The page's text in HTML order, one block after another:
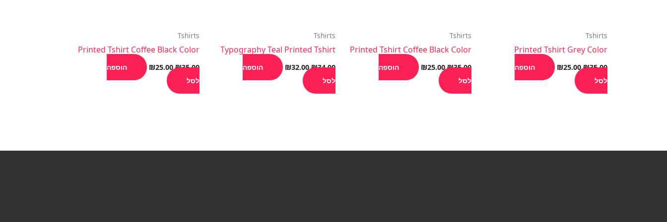
Tshirts
Printed Tshirt Grey Color
₪35.00
₪25.00
הוספה
לסל
Tshirts
Printed Tshirt Coffee Black Color
₪35.00
₪25.00
הוספה
לסל
Tshirts
Typography Teal Printed Tshirt
₪34.00
₪32.00
הוספה
לסל
Tshirts
Printed Tshirt Coffee Black Color
₪35.00
₪25.00
הוספה
לסל